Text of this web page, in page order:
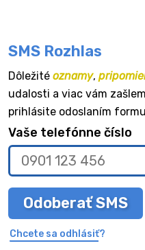
SMS Rozhlas
Dôležité oznamy,
udalosti a viac vám
prihlásite odoslaním
Vaše telefónne číslo
Odoberať SMS
Chcete sa odhlásiť?